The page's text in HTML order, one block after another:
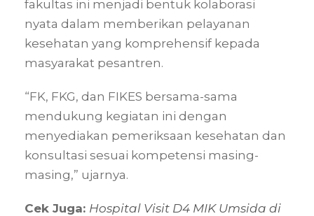
fakultas ini menjadi bentuk kolaborasi
nyata dalam memberikan pelayanan
kesehatan yang komprehensif kepada
masyarakat pesantren.
“FK, FKG, dan FIKES bersama-sama
mendukung kegiatan ini dengan
menyediakan pemeriksaan kesehatan dan
konsultasi sesuai kompetensi masing-
masing,” ujarnya.
Cek Juga: Hospital Visit D4 MIK Umsida di